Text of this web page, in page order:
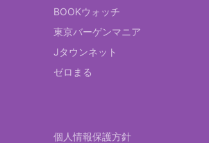
BOOKウォッチ
東京バーゲンマニア
Jタウンネット
ゼロまる
個人情報保護方針